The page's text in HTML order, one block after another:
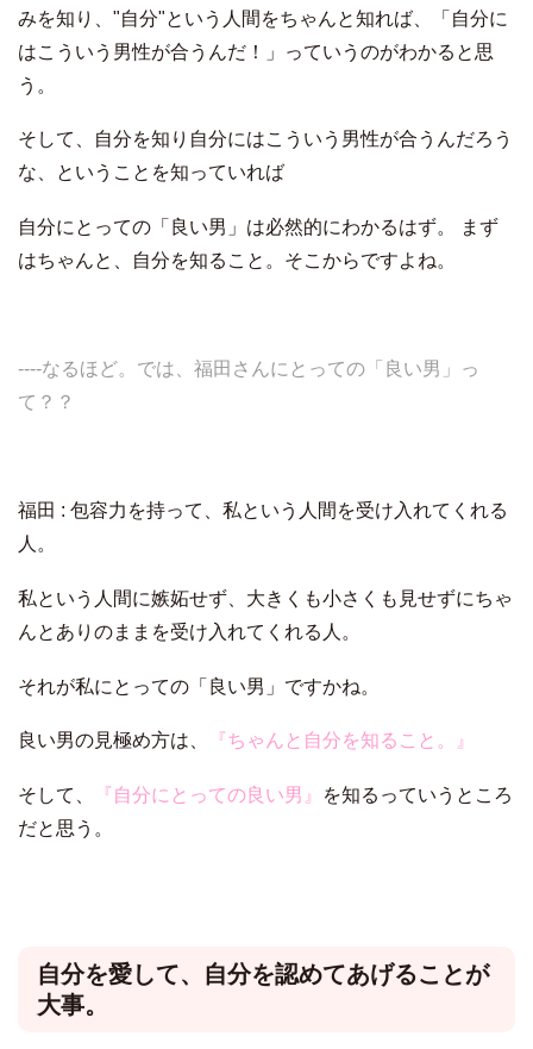
みを知り、"自分"という人間をちゃんと知れば、「自分に
はこういう男性が合うんだ！」っていうのがわかると思
う。
そして、自分を知り自分にはこういう男性が合うんだろう
な、ということを知っていれば
自分にとっての「良い男」は必然的にわかるはず。 まず
はちゃんと、自分を知ること。そこからですよね。
----なるほど。では、福田さんにとっての「良い男」っ
て？？
福田 : 包容力を持って、私という人間を受け入れてくれる
人。
私という人間に嫉妬せず、大きくも小さくも見せずにちゃ
んとありのままを受け入れてくれる人。
それが私にとっての「良い男」ですかね。
良い男の見極め方は、 『ちゃんと自分を知ること。』
そして、 『自分にとっての良い男』
を知るっていうところ
だと思う。
自分を愛して、自分を認めてあげることが
大事。